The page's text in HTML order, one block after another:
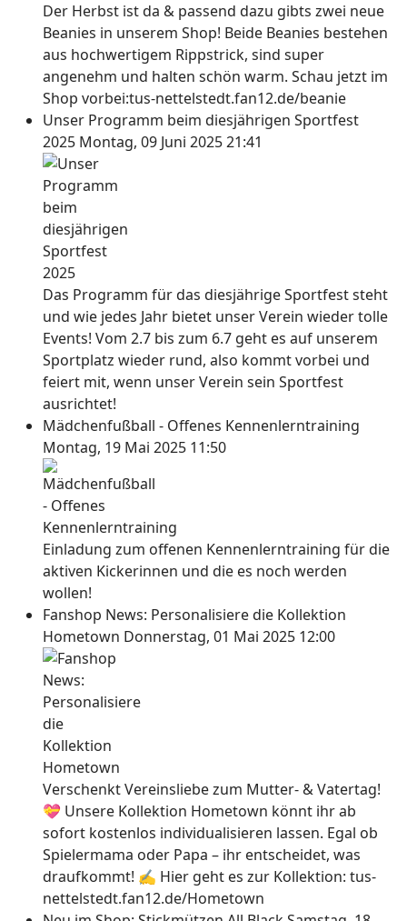
Der Herbst ist da & passend dazu gibts zwei neue
Beanies in unserem Shop! Beide Beanies bestehen
aus hochwertigem Rippstrick, sind super
angenehm und halten schön warm. Schau jetzt im
Shop vorbei:tus-nettelstedt.fan12.de/beanie
Unser Programm beim diesjährigen Sportfest
2025 Montag, 09 Juni 2025 21:41
Das Programm für das diesjährige Sportfest steht
und wie jedes Jahr bietet unser Verein wieder tolle
Events! Vom 2.7 bis zum 6.7 geht es auf unserem
Sportplatz wieder rund, also kommt vorbei und
feiert mit, wenn unser Verein sein Sportfest
ausrichtet!
Mädchenfußball - Offenes Kennenlerntraining
Montag, 19 Mai 2025 11:50
Einladung zum offenen Kennenlerntraining für die
aktiven Kickerinnen und die es noch werden
wollen!
Fanshop News: Personalisiere die Kollektion
Hometown Donnerstag, 01 Mai 2025 12:00
Verschenkt Vereinsliebe zum Mutter- & Vatertag!
💝 Unsere Kollektion Hometown könnt ihr ab
sofort kostenlos individualisieren lassen. Egal ob
Spielermama oder Papa – ihr entscheidet, was
draufkommt! ✍ Hier geht es zur Kollektion: tus-
nettelstedt.fan12.de/Hometown